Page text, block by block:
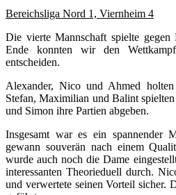
Bereichsliga Nord 1, Viernheim 4
Die vierte Mannschaft spielte
Ende konnten wir den
entscheiden.
Alexander, Nico und Ahmed
Stefan, Maximilian und Balint
und Simon ihre Partien abgeben.
Insgesamt war es ein spannender
gewann souverän nach einem
wurde auch noch die Dame
interessanten Theorieduell durch.
und verwertete seinen Vorteil sicher.